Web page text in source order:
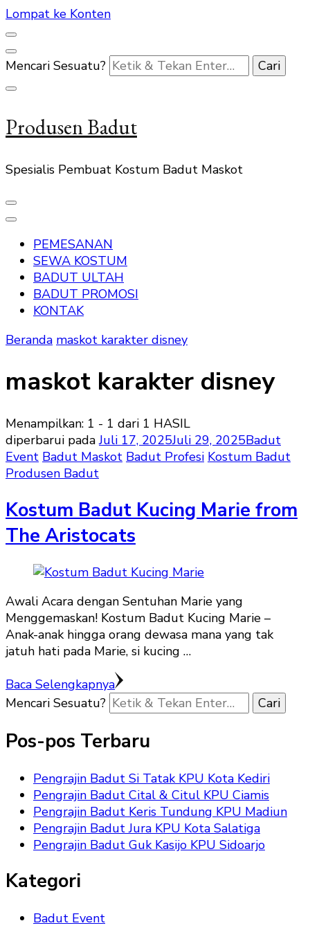
Lompat ke Konten
Mencari Sesuatu?
Produsen Badut
Spesialis Pembuat Kostum Badut Maskot
PEMESANAN
SEWA KOSTUM
BADUT ULTAH
BADUT PROMOSI
KONTAK
Beranda maskot karakter disney
maskot karakter disney
Menampilkan: 1 - 1 dari 1 HASIL
diperbarui padaJuli 17, 2025Juli 29, 2025Badut
Event Badut Maskot Badut Profesi Kostum Badut
Produsen Badut
Kostum Badut Kucing Marie from
The Aristocats
Awali Acara dengan Sentuhan Marie yang
Menggemaskan! Kostum Badut Kucing Marie –
Anak-anak hingga orang dewasa mana yang tak
jatuh hati pada Marie, si kucing …
Baca Selengkapnya
Mencari Sesuatu?
Pos-pos Terbaru
Pengrajin Badut Si Tatak KPU Kota Kediri
Pengrajin Badut Cital & Citul KPU Ciamis
Pengrajin Badut Keris Tundung KPU Madiun
Pengrajin Badut Jura KPU Kota Salatiga
Pengrajin Badut Guk Kasijo KPU Sidoarjo
Kategori
Badut Event